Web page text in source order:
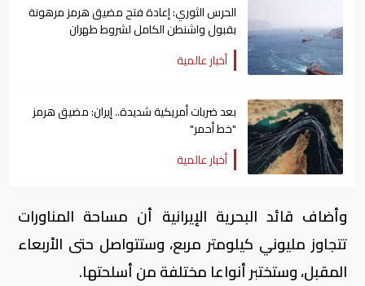
الحرس الثوري: إعادة فتح مضيق هرمز مرهونة
بقبول واشنطن الكامل لشروط طهران
أخبار عالمية
بعد ضربات أمريكية شديدة.. إيران: مضيق هرمز
"خط أحمر"
أخبار عالمية
وأضاف قائد البحرية الإيرانية أن مساحة المناورات
تتجاوز مليوني كيلومتر مربع، وستتواصل حتى الأربعاء
المقبل، وستختبر أنواعا مختلفة من أسلحتها.